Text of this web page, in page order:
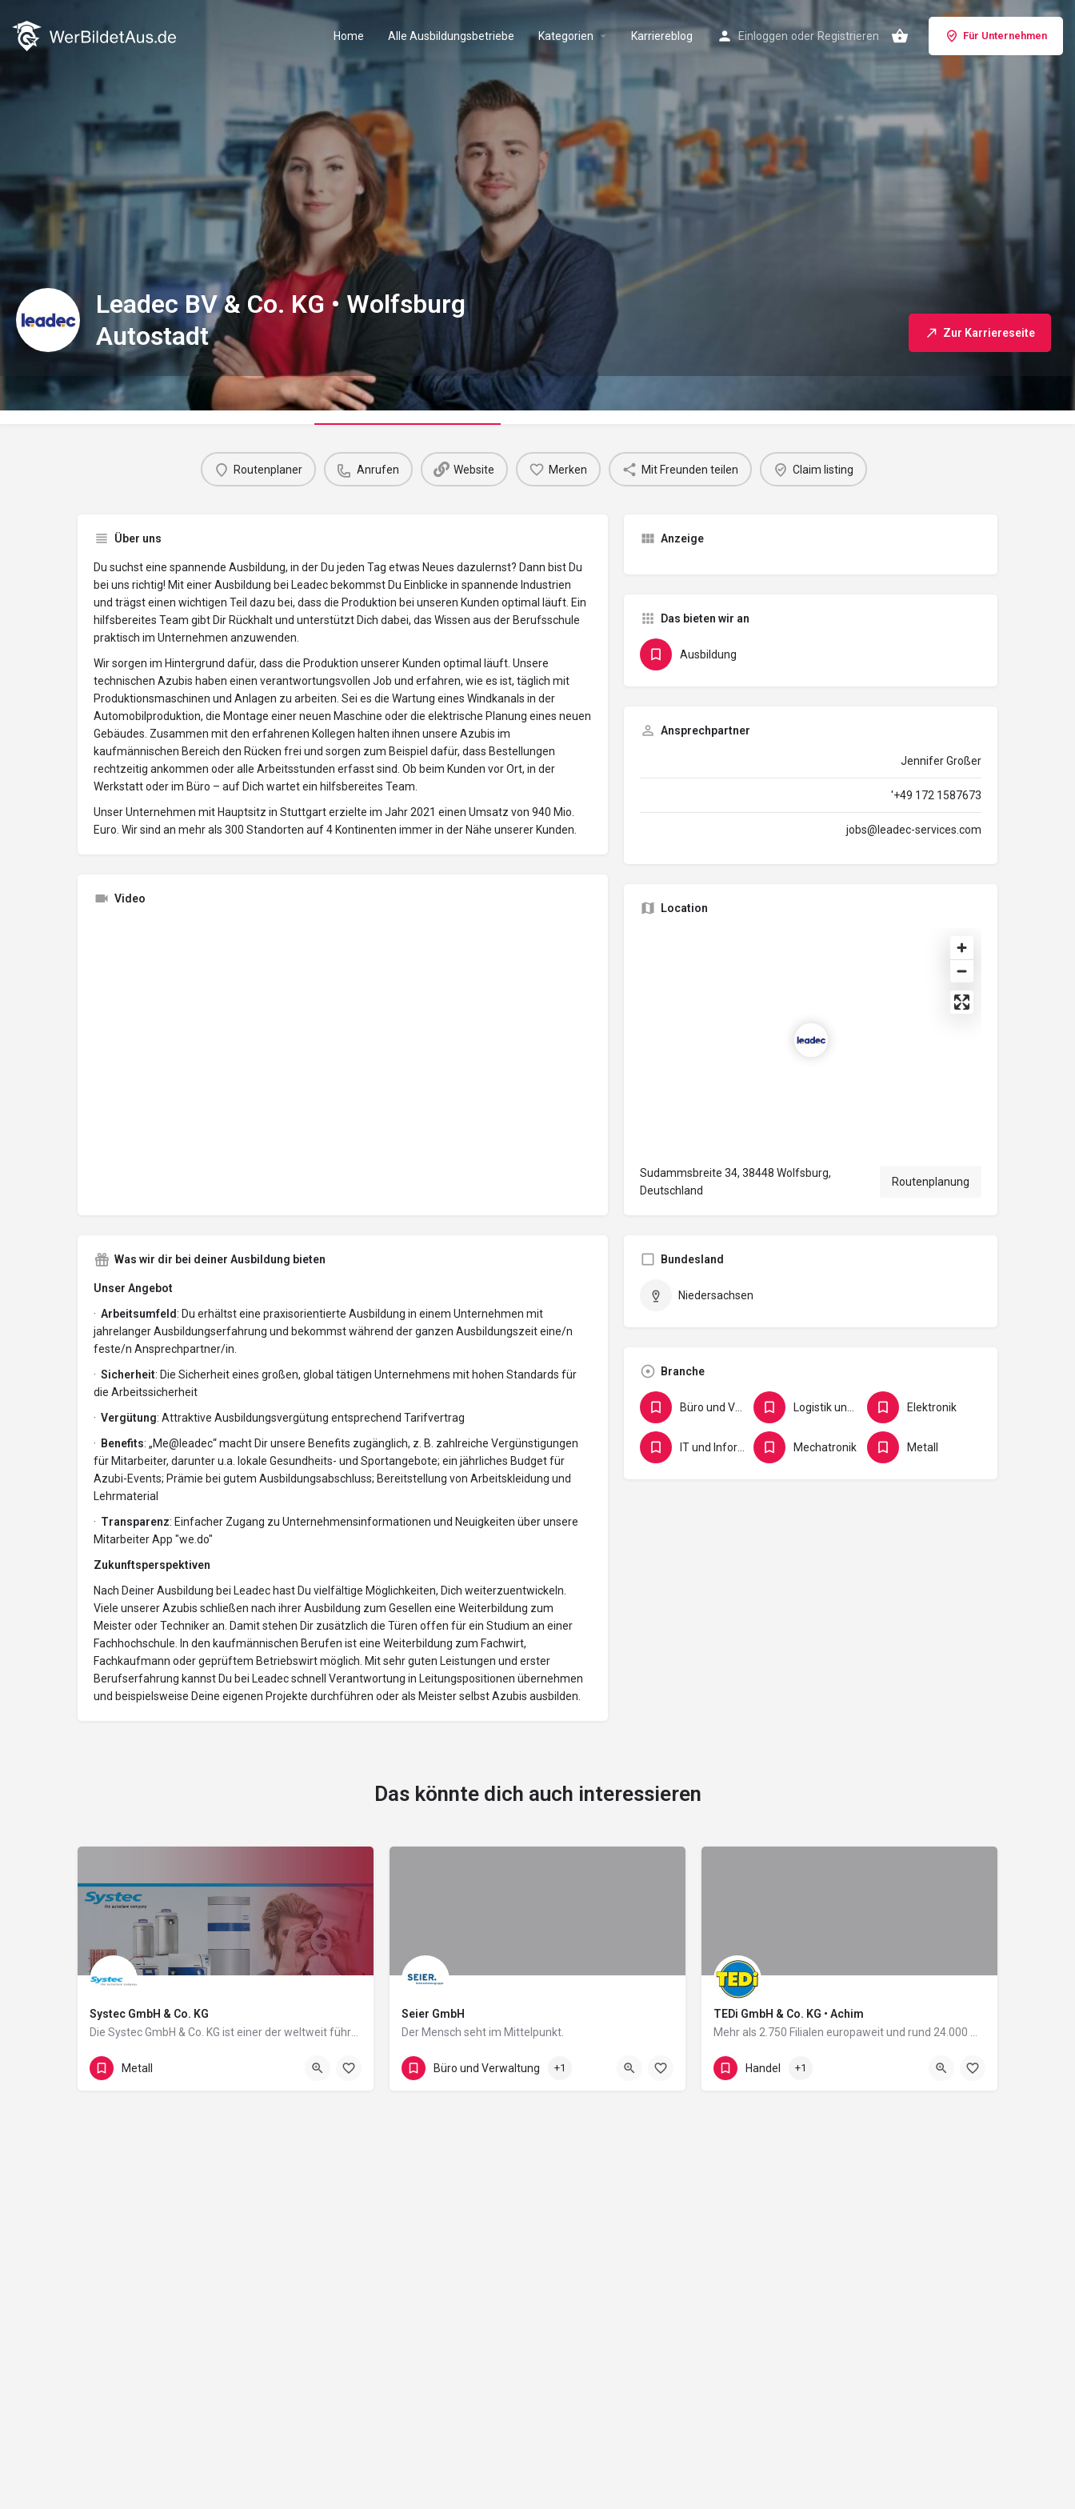
Home Alle Ausbildungsbetriebe Kategorien Karriereblog Einloggen oder Registrieren Für Unternehmen
Leadec BV & Co. KG • Wolfsburg
Autostadt
Zur Karriereseite
Unternehmensprofil 0
Routenplaner Anrufen Website Merken Mit Freunden teilen Claim listing
Über uns
Du suchst eine spannende Ausbildung, in der Du jeden Tag etwas Neues dazulernst? Dann bist Du
bei uns richtig! Mit einer Ausbildung bei Leadec bekommst Du Einblicke in spannende Industrien
und trägst einen wichtigen Teil dazu bei, dass die Produktion bei unseren Kunden optimal läuft. Ein
hilfsbereites Team gibt Dir Rückhalt und unterstützt Dich dabei, das Wissen aus der Berufsschule
praktisch im Unternehmen anzuwenden.
Wir sorgen im Hintergrund dafür, dass die Produktion unserer Kunden optimal läuft. Unsere
technischen Azubis haben einen verantwortungsvollen Job und erfahren, wie es ist, täglich mit
Produktionsmaschinen und Anlagen zu arbeiten. Sei es die Wartung eines Windkanals in der
Automobilproduktion, die Montage einer neuen Maschine oder die elektrische Planung eines neuen
Gebäudes. Zusammen mit den erfahrenen Kollegen halten ihnen unsere Azubis im
kaufmännischen Bereich den Rücken frei und sorgen zum Beispiel dafür, dass Bestellungen
rechtzeitig ankommen oder alle Arbeitsstunden erfasst sind. Ob beim Kunden vor Ort, in der
Werkstatt oder im Büro – auf Dich wartet ein hilfsbereites Team.
Unser Unternehmen mit Hauptsitz in Stuttgart erzielte im Jahr 2021 einen Umsatz von 940 Mio.
Euro. Wir sind an mehr als 300 Standorten auf 4 Kontinenten immer in der Nähe unserer Kunden.
Video
Was wir dir bei deiner Ausbildung bieten
Unser Angebot
· Arbeitsumfeld: Du erhältst eine praxisorientierte Ausbildung in einem Unternehmen mit
jahrelanger Ausbildungserfahrung und bekommst während der ganzen Ausbildungszeit eine/n
feste/n Ansprechpartner/in.
· Sicherheit: Die Sicherheit eines großen, global tätigen Unternehmens mit hohen Standards für
die Arbeitssicherheit
· Vergütung: Attraktive Ausbildungsvergütung entsprechend Tarifvertrag
· Benefits: „Me@leadec“ macht Dir unsere Benefits zugänglich, z. B. zahlreiche Vergünstigungen
für Mitarbeiter, darunter u.a. lokale Gesundheits- und Sportangebote; ein jährliches Budget für
Azubi-Events; Prämie bei gutem Ausbildungsabschluss; Bereitstellung von Arbeitskleidung und
Lehrmaterial
· Transparenz: Einfacher Zugang zu Unternehmensinformationen und Neuigkeiten über unsere
Mitarbeiter App "we.do"
Zukunftsperspektiven
Nach Deiner Ausbildung bei Leadec hast Du vielfältige Möglichkeiten, Dich weiterzuentwickeln.
Viele unserer Azubis schließen nach ihrer Ausbildung zum Gesellen eine Weiterbildung zum
Meister oder Techniker an. Damit stehen Dir zusätzlich die Türen offen für ein Studium an einer
Fachhochschule. In den kaufmännischen Berufen ist eine Weiterbildung zum Fachwirt,
Fachkaufmann oder geprüftem Betriebswirt möglich. Mit sehr guten Leistungen und erster
Berufserfahrung kannst Du bei Leadec schnell Verantwortung in Leitungspositionen übernehmen
und beispielsweise Deine eigenen Projekte durchführen oder als Meister selbst Azubis ausbilden.
Anzeige
Das bieten wir an
Ausbildung
Ansprechpartner
Jennifer Großer
'+49 172 1587673
jobs@leadec-services.com
Location
Sudammsbreite 34, 38448 Wolfsburg,
Deutschland
Routenplanung
Bundesland
Niedersachsen
Branche
Büro und Verwaltung Logistik und Verkehr Elektronik
IT und Informatik Mechatronik Metall
Das könnte dich auch interessieren
Systec GmbH & Co. KG
Chemnitzer Straße 11
Metall
Seier GmbH
Der Mensch seht im Mittelpunkt.
Im Speckenfeld 3a
Büro und Verwaltung +1
TEDi GmbH & Co. KG • Achim
Fritz-Lieken-Eck 2-6
Handel +1